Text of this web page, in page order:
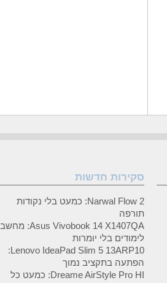
סקירות חדשות
Narwal Flow 2: כמעט בלי נקודות
תורפה
Asus Vivobook 14 X1407QA: מחשב
לימודים בלי יומרות
Lenovo IdeaPad Slim 5 13ARP10:
הפתעה בתקציב נמוך
Dreame AirStyle Pro HI: כמעט כל